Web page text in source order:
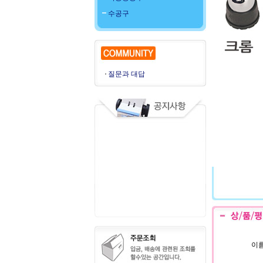
수공구
질문과 대답
이